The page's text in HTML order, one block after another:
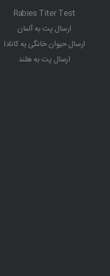
Rabies Titer Test
ارسال پت به آلمان
ارسال حیوان خانگی به کانادا
ارسال پت به هلند